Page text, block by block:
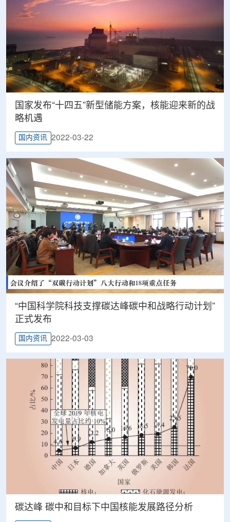
国家发布“十四五”新型储能方案，核能迎来新的战
略机遇
国内资讯 2022-03-22
“中国科学院科技支撑碳达峰碳中和战略行动计划”
正式发布
国内资讯 2022-03-03
碳达峰 碳中和目标下中国核能发展路径分析